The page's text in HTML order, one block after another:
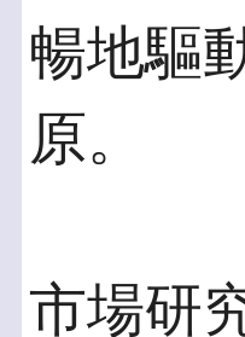
暢地驅
原。
市場研